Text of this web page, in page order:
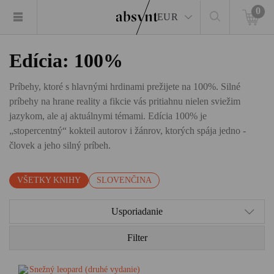
EUR
0
Edícia: 100%
Príbehy, ktoré s hlavnými hrdinami prežijete na 100%. Silné
príbehy na hrane reality a fikcie vás pritiahnu nielen sviežim
jazykom, ale aj aktuálnymi témami. Edícia 100% je
„stopercentný“ kokteil autorov i žánrov, ktorých spája jedno -
človek a jeho silný príbeh.
VŠETKY KNIHY SLOVENČINA
Usporiadanie
Filter